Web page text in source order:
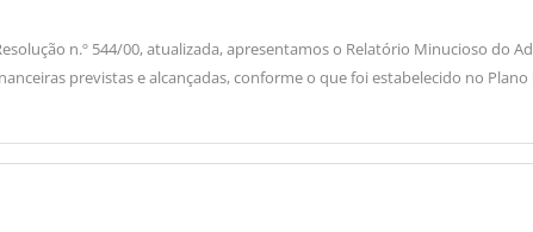
n.º 544/00, atualizada, apresentamos o Relatório Minucioso do
previstas e alcançadas, conforme o que foi estabelecido no